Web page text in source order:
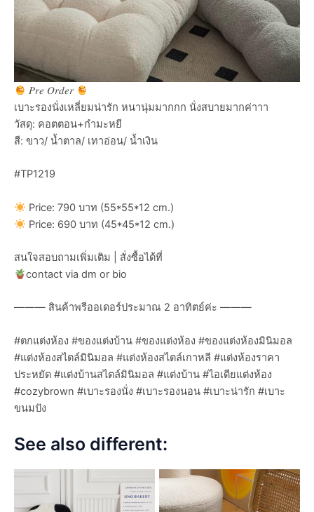
𝑃𝑟𝑒 𝑂𝑟𝑑𝑒𝑟
เบาะรองนั่งเหลี่ยมน่ารัก หนานุ่มมากกก นั่งสบายมากค่าาา
วัสดุ: คอตตอน+กำมะหยี
สี: ขาว/ น้ำตาล/ เทาอ่อน/ น้ำเงิน
#TP1219
Price: 790 บาท (55*55*12 cm.)
Price: 690 บาท (45*45*12 cm.)
สนใจสอบถามเพิ่มเติม | สั่งซื้อได้ที่
contact via dm or bio
——— สินค้าพรีออเดอร์ประมาณ 2 อาทิตย์ค่ะ ———
#ตกแต่งห้อง #ของแต่งบ้าน #ของแต่งห้อง #ของแต่งห้องมินิมอล
#แต่งห้องสไตล์มินิมอล #แต่งห้องสไตล์เกาหลี #แต่งห้องราคา
ประหยัด #แต่งบ้านสไตล์มินิมอล #แต่งบ้าน #ไอเดียแต่งห้อง
#cozybrown #เบาะรองนั่ง #เบาะรองนอน #เบาะน่ารัก #เบาะ
ขนมปัง
See also different: